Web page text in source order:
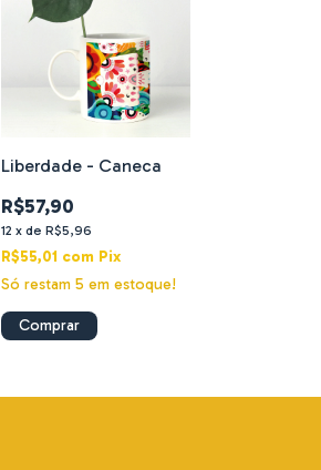
Liberdade - Caneca
R$57,90
12 x de R$5,96
R$55,01 com Pix
Só restam 5 em estoque!